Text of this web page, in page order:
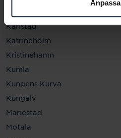
Anpassa
Karlstad
Katrineholm
Kristinehamn
Kumla
Kungens Kurva
Kungälv
Mariestad
Motala